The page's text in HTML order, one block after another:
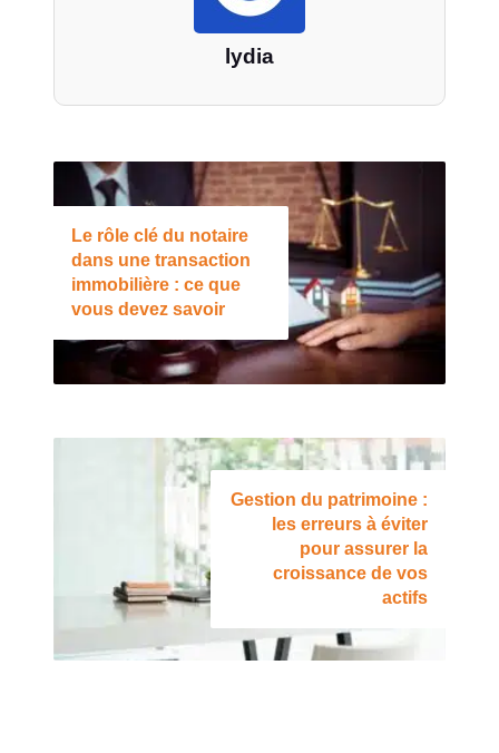
lydia
Le rôle clé du notaire
dans une transaction
immobilière : ce que
vous devez savoir
Gestion du patrimoine :
les erreurs à éviter
pour assurer la
croissance de vos
actifs